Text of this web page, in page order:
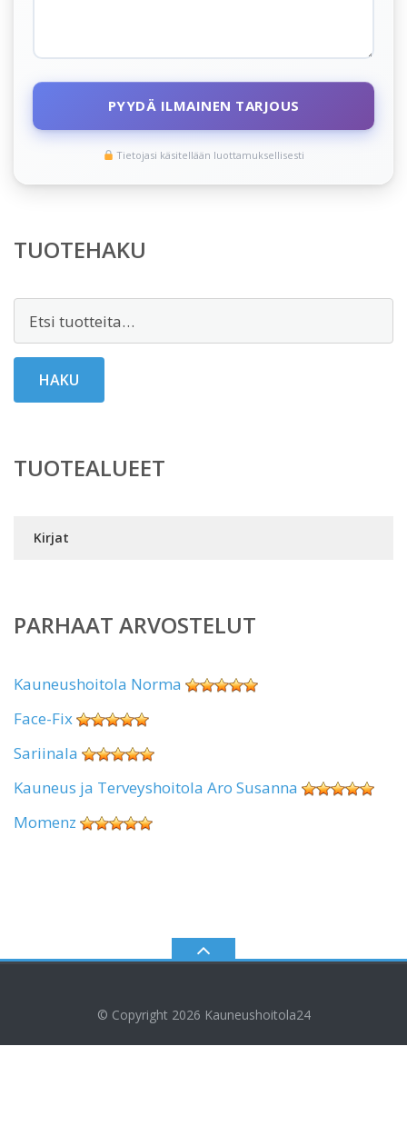
PYYDÄ ILMAINEN TARJOUS
Tietojasi käsitellään luottamuksellisesti
TUOTEHAKU
HAKU
TUOTEALUEET
Kirjat
PARHAAT ARVOSTELUT
Kauneushoitola Norma
Face-Fix
Sariinala
Kauneus ja Terveyshoitola Aro Susanna
Momenz
© Copyright 2026 Kauneushoitola24